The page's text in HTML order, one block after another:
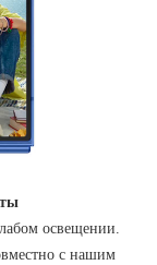
освещении.
с нашим